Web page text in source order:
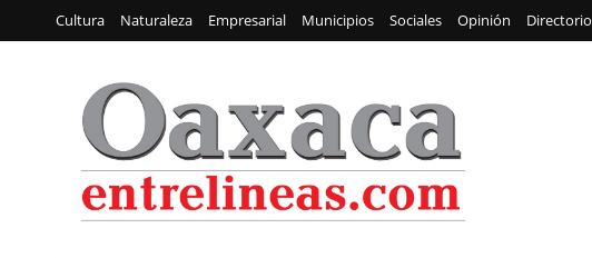
Cultura Naturaleza Empresarial Municipios Sociales Opinión Directorio